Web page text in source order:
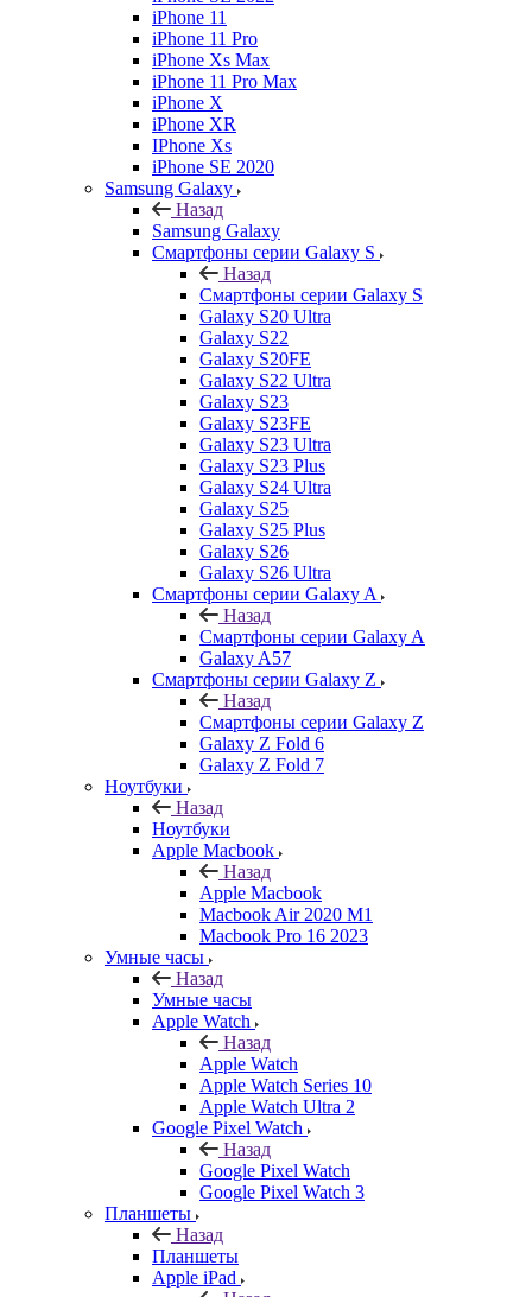
iPhone 11
iPhone 11 Pro
iPhone Xs Max
iPhone 11 Pro Max
iPhone X
iPhone XR
IPhone Xs
iPhone SE 2020
Samsung Galaxy
Назад
Samsung Galaxy
Смартфоны серии Galaxy S
Назад
Смартфоны серии Galaxy S
Galaxy S20 Ultra
Galaxy S22
Galaxy S20FE
Galaxy S22 Ultra
Galaxy S23
Galaxy S23FE
Galaxy S23 Ultra
Galaxy S23 Plus
Galaxy S24 Ultra
Galaxy S25
Galaxy S25 Plus
Galaxy S26
Galaxy S26 Ultra
Смартфоны серии Galaxy A
Назад
Смартфоны серии Galaxy A
Galaxy A57
Смартфоны серии Galaxy Z
Назад
Смартфоны серии Galaxy Z
Galaxy Z Fold 6
Galaxy Z Fold 7
Ноутбуки
Назад
Ноутбуки
Apple Macbook
Назад
Apple Macbook
Macbook Air 2020 M1
Macbook Pro 16 2023
Умные часы
Назад
Умные часы
Apple Watch
Назад
Apple Watch
Apple Watch Series 10
Apple Watch Ultra 2
Google Pixel Watch
Назад
Google Pixel Watch
Google Pixel Watch 3
Планшеты
Назад
Планшеты
Apple iPad